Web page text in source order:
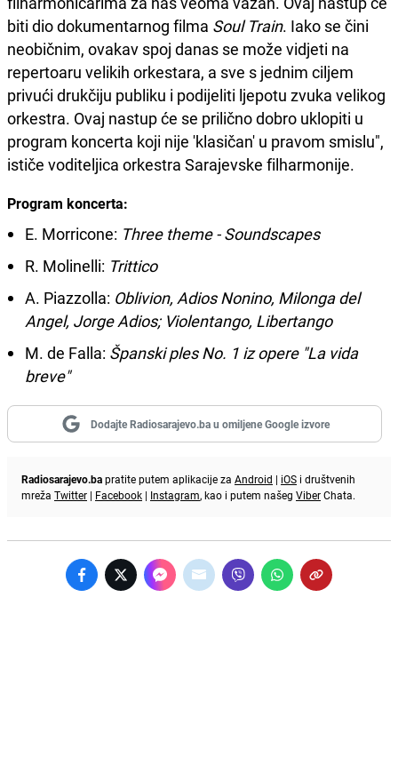
biti dio dokumentarnog filma Soul Train. Iako se čini
neobičnim, ovakav spoj danas se može vidjeti na
repertoaru velikih orkestara, a sve s jednim ciljem
privući drukčiju publiku i podijeliti ljepotu zvuka velikog
orkestra. Ovaj nastup će se prilično dobro uklopiti u
program koncerta koji nije 'klasičan' u pravom smislu",
ističe voditeljica orkestra Sarajevske filharmonije.
Program koncerta:
E. Morricone: Three theme - Soundscapes
R. Molinelli: Trittico
A. Piazzolla: Oblivion, Adios Nonino, Milonga del
Angel, Jorge Adios; Violentango, Libertango
M. de Falla: Španski ples No. 1 iz opere "La vida
breve"
Dodajte Radiosarajevo.ba u omiljene Google izvore
Radiosarajevo.bapratite putem aplikacije za Android | iOS i društvenih
mreža Twitter | Facebook | Instagram, kao i putem našeg ViberChata.